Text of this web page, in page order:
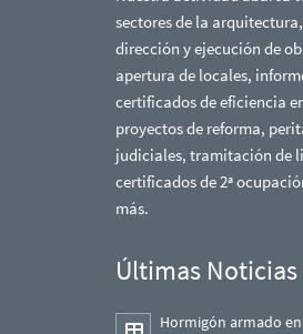
sectores de la
dirección y ejecución de
apertura de locales,
certificados de eficiencia
proyectos de reforma,
judiciales, tramitación de
certificados de 2ª
más.
Últimas Noticias
Hormigón armado